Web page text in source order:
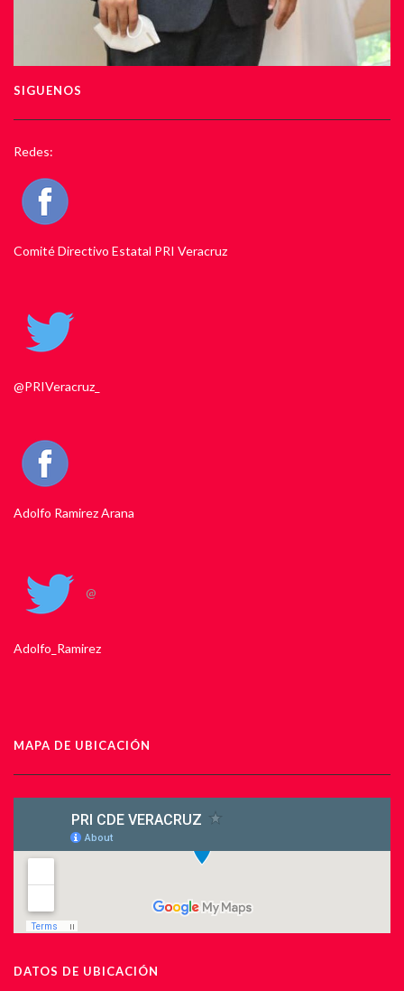
SIGUENOS
Redes:
Comité Directivo Estatal PRI Veracruz
@PRIVeracruz_
Adolfo Ramirez Arana
@
Adolfo_Ramirez
MAPA DE UBICACIÓN
DATOS DE UBICACIÓN